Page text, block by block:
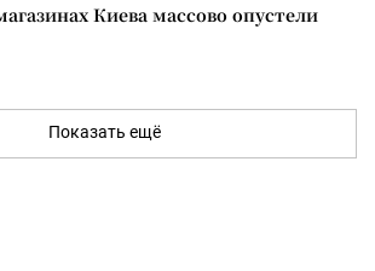
Киева массово опустели
Показать ещё